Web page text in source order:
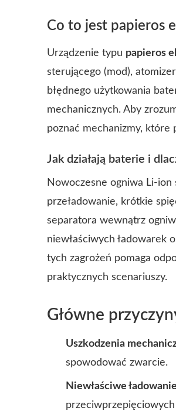
Co to jest papieros
Urządzenie typu papieros
sterującego (mod),
błędnego użytkowania
mechanicznych. Aby
poznać mechanizmy, które
Jak działają baterie i
Nowoczesne ogniwa Li-ion
przeładowanie, krótkie
separatora wewnątrz
niewłaściwych ładowarek
tych zagrożeń pomaga
praktycznych scenariuszy.
Główne
Uszkodzenia
spowodować zwarcie.
Niewłaściwe ładowanie